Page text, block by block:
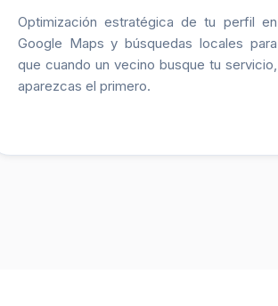
Optimización estratégica de tu perfil en
Google Maps y búsquedas locales para
que cuando un vecino busque tu servicio,
aparezcas el primero.